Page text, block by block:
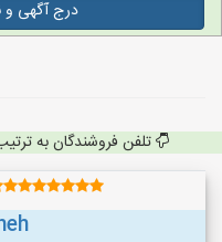
درج آگهی و
تلفن فروشندگان به